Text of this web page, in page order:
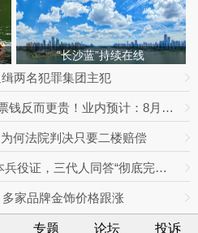
“长沙蓝”持续在线
两名犯罪集团主犯
燃油附加费“三连降”，暑运机票钱反而更贵！业内预计：8月下旬将迎回落拐点
何法院判决只要二楼赔偿
老物·家风丨炮火中诞生的一本兵役证，三代人同答“彻底完成任务”
家品牌金饰价格跟涨
专题 论坛 投诉